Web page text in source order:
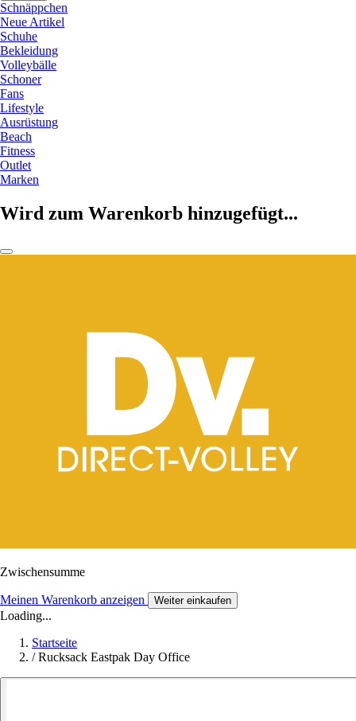
Schnäppchen
Neue Artikel
Schuhe
Bekleidung
Volleybälle
Schoner
Fans
Lifestyle
Ausrüstung
Beach
Fitness
Outlet
Marken
Wird zum Warenkorb hinzugefügt...
Zwischensumme
Meinen Warenkorb anzeigen Weiter einkaufen
Loading...
Startseite
/ Rucksack Eastpak Day Office